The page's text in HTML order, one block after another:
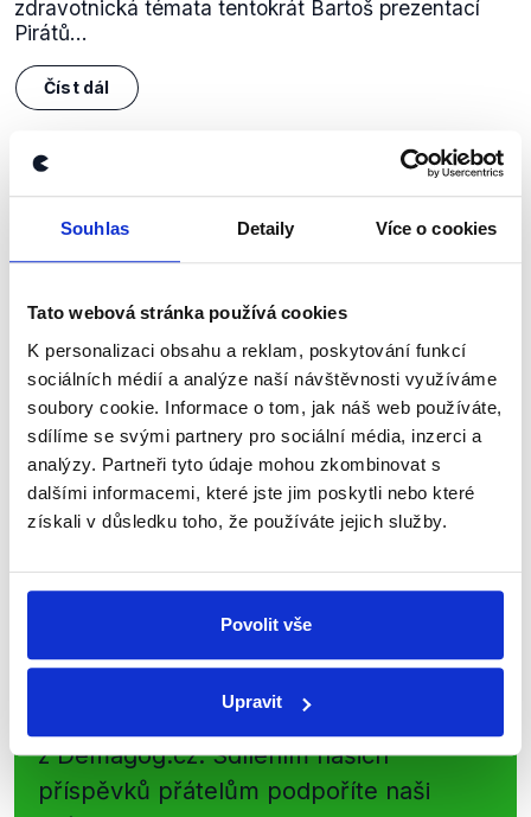
Souhlas Detaily Více o cookies
Tato webová stránka používá cookies
K personalizaci obsahu a reklam, poskytování funkcí
sociálních médií a analýze naší návštěvnosti využíváme
soubory cookie. Informace o tom, jak náš web používáte,
sdílíme se svými partnery pro sociální média, inzerci a
analýzy. Partneři tyto údaje mohou zkombinovat s
dalšími informacemi, které jste jim poskytli nebo které
získali v důsledku toho, že používáte jejich služby.
Povolit vše
Upravit
zdravotnická témata tentokrát Bartoš prezentací
Pirátů...
Číst dál
Zůstaňme v kontaktu
Přihlaste se k odběru našeho
kanálu, kde pravidelně přinášíme
shrnutí nejzajímavějších článků a analýz.
Začněte nás odebírat, a mějte tak
přehled o tom, jaké dezinformace a
nepravdy se zrovna v Česku šíří.
WhatsApp
Sociální sítě
Nenechte si ujít nejnovější události
z Demagog.cz. Sdílením našich
příspěvků přátelům podpoříte naši